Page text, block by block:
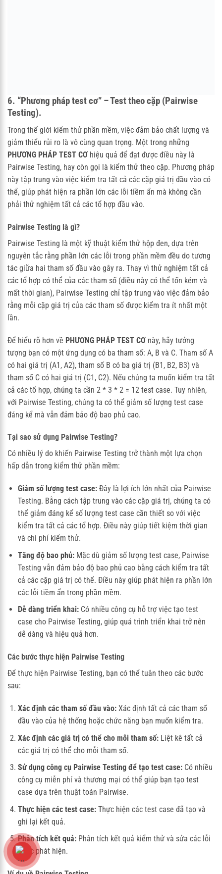
6. “Phương pháp test cơ” – Test theo cặp (Pairwise
Testing).
Trong thế giới kiểm thử phần mềm, việc đảm bảo chất lượng và
giảm thiểu rủi ro là vô cùng quan trọng. Một trong những
PHƯƠNG PHÁP TEST CƠ hiệu quả để đạt được điều này là
Pairwise Testing, hay còn gọi là kiểm thử theo cặp. Phương pháp
này tập trung vào việc kiểm tra tất cả các cặp giá trị đầu vào có
thể, giúp phát hiện ra phần lớn các lỗi tiềm ẩn mà không cần
phải thử nghiệm tất cả các tổ hợp đầu vào.
Pairwise Testing là gì?
Pairwise Testing là một kỹ thuật kiểm thử hộp đen, dựa trên
nguyên tắc rằng phần lớn các lỗi trong phần mềm đều do tương
tác giữa hai tham số đầu vào gây ra. Thay vì thử nghiệm tất cả
các tổ hợp có thể của các tham số (điều này có thể tốn kém và
mất thời gian), Pairwise Testing chỉ tập trung vào việc đảm bảo
rằng mỗi cặp giá trị của các tham số được kiểm tra ít nhất một
lần.
Để hiểu rõ hơn về PHƯƠNG PHÁP TEST CƠ này, hãy tưởng
tượng bạn có một ứng dụng có ba tham số: A, B và C. Tham số A
có hai giá trị (A1, A2), tham số B có ba giá trị (B1, B2, B3) và
tham số C có hai giá trị (C1, C2). Nếu chúng ta muốn kiểm tra tất
cả các tổ hợp, chúng ta cần 2 * 3 * 2 = 12 test case. Tuy nhiên,
với Pairwise Testing, chúng ta có thể giảm số lượng test case
đáng kể mà vẫn đảm bảo độ bao phủ cao.
Tại sao sử dụng Pairwise Testing?
Có nhiều lý do khiến Pairwise Testing trở thành một lựa chọn
hấp dẫn trong kiểm thử phần mềm:
Giảm số lượng test case:Đây là lợi ích lớn nhất của Pairwise
Testing. Bằng cách tập trung vào các cặp giá trị, chúng ta có
thể giảm đáng kể số lượng test case cần thiết so với việc
kiểm tra tất cả các tổ hợp. Điều này giúp tiết kiệm thời gian
và chi phí kiểm thử.
Tăng độ bao phủ:Mặc dù giảm số lượng test case, Pairwise
Testing vẫn đảm bảo độ bao phủ cao bằng cách kiểm tra tất
cả các cặp giá trị có thể. Điều này giúp phát hiện ra phần lớn
các lỗi tiềm ẩn trong phần mềm.
Dễ dàng triển khai:Có nhiều công cụ hỗ trợ việc tạo test
case cho Pairwise Testing, giúp quá trình triển khai trở nên
dễ dàng và hiệu quả hơn.
Các bước thực hiện Pairwise Testing
Để thực hiện Pairwise Testing, bạn có thể tuân theo các bước
sau:
Xác định các tham số đầu vào:Xác định tất cả các tham số
đầu vào của hệ thống hoặc chức năng bạn muốn kiểm tra.
Xác định các giá trị có thể cho mỗi tham số:Liệt kê tất cả
các giá trị có thể cho mỗi tham số.
Sử dụng công cụ Pairwise Testing để tạo test case:Có nhiều
công cụ miễn phí và thương mại có thể giúp bạn tạo test
case dựa trên thuật toán Pairwise.
Thực hiện các test case:Thực hiện các test case đã tạo và
ghi lại kết quả.
Phân tích kết quả:Phân tích kết quả kiểm thử và sửa các lỗi
được phát hiện.